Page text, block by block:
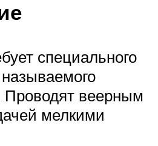
специального
веерным
мелкими